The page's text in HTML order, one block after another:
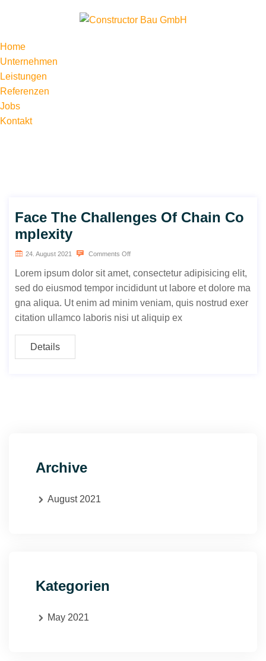
Home
Unternehmen
Leistungen
Referenzen
Jobs
Kontakt
Face The Challenges Of Chain Co
mplexity
24. August 2021 Comments Off
Lorem ipsum dolor sit amet, consectetur adipisicing elit,
sed do eiusmod tempor incididunt ut labore et dolore ma
gna aliqua. Ut enim ad minim veniam, quis nostrud exer
citation ullamco laboris nisi ut aliquip ex
Details
Archive
August 2021
Kategorien
May 2021